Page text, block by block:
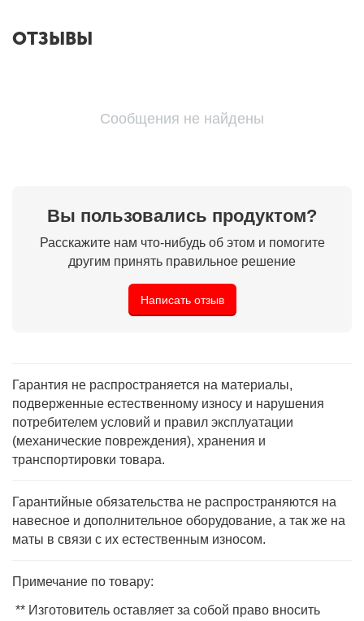
ОТЗЫВЫ
Сообщения не найдены
Вы пользовались продуктом?
Расскажите нам что-нибудь об этом и помогите
другим принять правильное решение
Написать отзыв
Гарантия не распространяется на материалы,
подверженные естественному износу и нарушения
потребителем условий и правил эксплуатации
(механические повреждения), хранения и
транспортировки товара.
Гарантийные обязательства не распространяются на
навесное и дополнительное оборудование, а так же на
маты в связи с их естественным износом.
Примечание по товару:
** Изготовитель оставляет за собой право вносить